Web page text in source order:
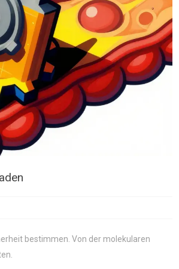
bestimmen. Von der molekularen